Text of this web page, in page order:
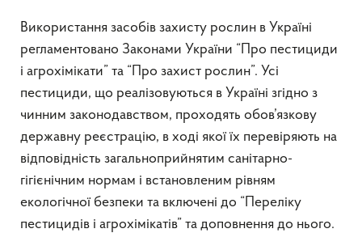
Використання засобів захисту рослин в Україні
регламентовано Законами України “Про пестициди
і агрохімікати” та “Про захист рослин”. Усі
пестициди, що реалізовуються в Україні згідно з
чинним законодавством, проходять обов’язкову
державну реєстрацію, в ході якої їх перевіряють на
відповідність загальноприйнятим санітарно-
гігієнічним нормам і встановленим рівням
екологічної безпеки та включені до “Переліку
пестицидів і агрохімікатів” та доповнення до нього.